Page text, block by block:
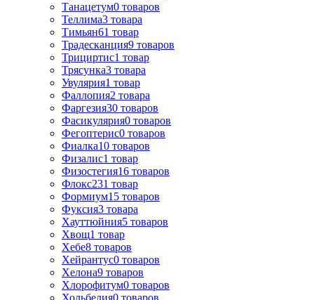
Танацетум0 товаров
Теллима3 товара
Тимьян61 товар
Традесканция9 товаров
Трициртис1 товар
Трясунка3 товара
Увулярия1 товар
Фаллопия2 товара
Фаргезия30 товаров
Фасикулярия0 товаров
Фегоптерис0 товаров
Фиалка10 товаров
Физалис1 товар
Физостегия16 товаров
Флокс231 товар
Формиум15 товаров
Фуксия3 товара
Хауттюйния5 товаров
Хвощ1 товар
Хебе8 товаров
Хейрантус0 товаров
Хелона9 товаров
Хлорофитум0 товаров
Хольбелия0 товаров